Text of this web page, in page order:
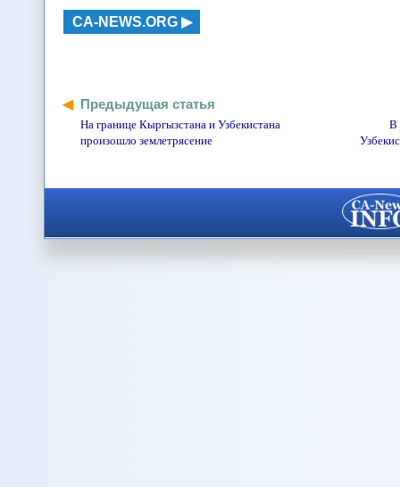
CA-NEWS.ORG
Предыдущая статья
На границе Кыргызстана и Узбекистана
произошло землетрясение
В